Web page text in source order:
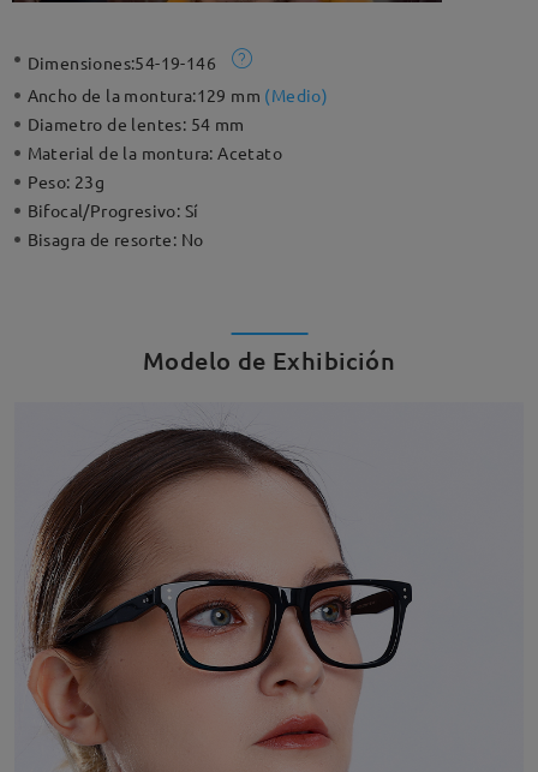
Dimensiones:54-19-146
Ancho de la montura:129 mm (Medio)
Diametro de lentes: 54 mm
Material de la montura:Acetato
Peso: 23g
Bifocal/Progresivo: Sí
Bisagra de resorte: No
Modelo de Exhibición